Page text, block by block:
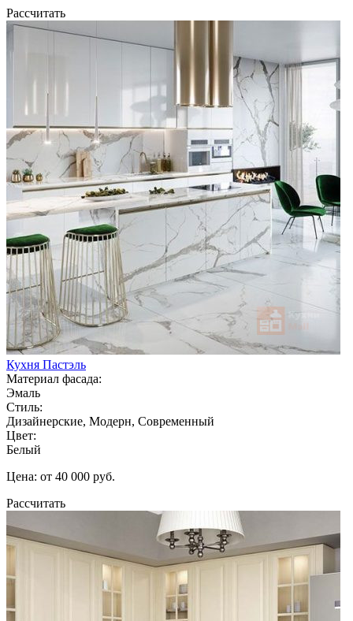
Рассчитать
Кухня Пастэль
Материал фасада:
Эмаль
Стиль:
Дизайнерские, Модерн, Современный
Цвет:
Белый
Цена: от 40 000 руб.
Рассчитать